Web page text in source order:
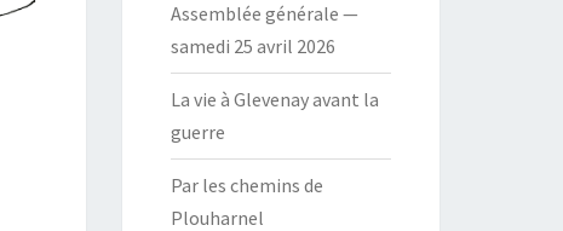
Assemblée générale —
samedi 25 avril 2026
La vie à Glevenay avant la
guerre
Par les chemins de
Plouharnel